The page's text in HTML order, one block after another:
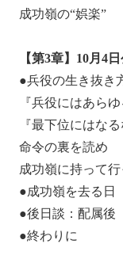
成功嶺の“娯楽”
【第3章】10月4
●兵役の生き抜き
『兵役にはあら
『最下位にはな
命令の裏を読め
成功嶺に持って
●成功嶺を去る日
●後日談：配属後
●終わりに